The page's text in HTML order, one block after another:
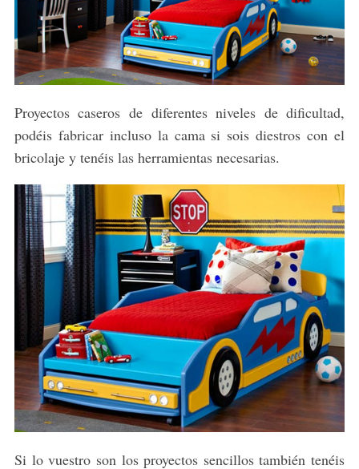
Proyectos caseros de diferentes niveles de dificultad,
podéis fabricar incluso la cama si sois diestros con el
bricolaje y tenéis las herramientas necesarias.
Si lo vuestro son los proyectos sencillos también tenéis